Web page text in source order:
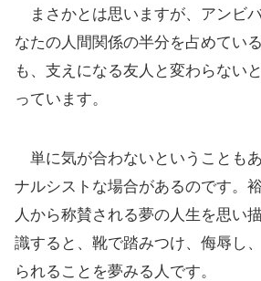
まさかとは思いますが、アンビ
なたの人間関係の半分を占めてい
も、支えになる友人と変わらない
っています。
単に気が合わないということも
ナルシストな場合があるのです。
人から称賛される夢の人生を思い
識すると、靴で踏みつけ、侮辱し
られることを夢みる人です。